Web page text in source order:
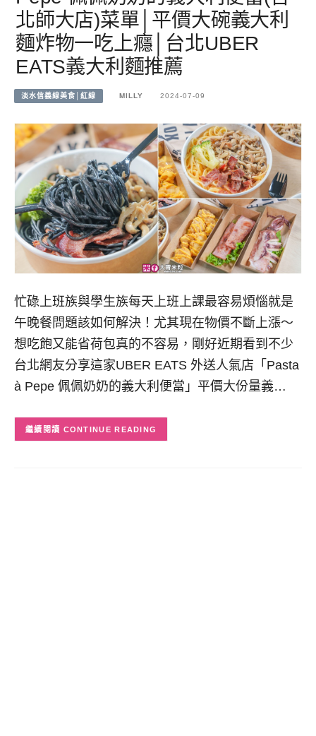
北師大店)菜單│平價大碗義大利
麵炸物一吃上癮│台北UBER
EATS義大利麵推薦
淡水信義線美食│紅線 MILLY 2024-07-09
忙碌上班族與學生族每天上班上課最容易煩惱就是
午晚餐問題該如何解決！尤其現在物價不斷上漲～
想吃飽又能省荷包真的不容易，剛好近期看到不少
台北網友分享這家UBER EATS 外送人氣店「Pasta
à Pepe 佩佩奶奶的義大利便當」平價大份量義…
CONTINUE READING